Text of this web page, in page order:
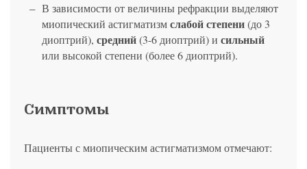
В зависимости от величины рефракции выделяют
миопический астигматизмслабой степени(до 3
диоптрий), средний(3-6 диоптрий) и сильный
или высокой степени (более 6 диоптрий).
Симптомы
Пациенты с миопическим астигматизмом отмечают: